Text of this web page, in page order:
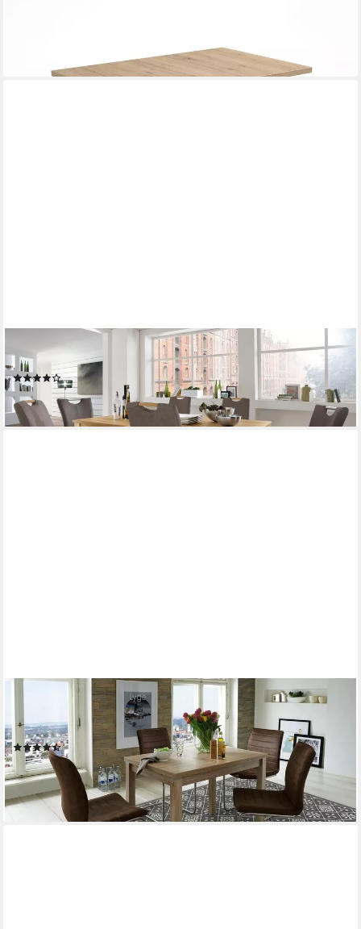
NIEHOFF SITZMÖBEL
Esstisch Top Trends, eine Butterfly-Klappeinlage, in 4 Breiten
(6)
ab 766,40 €
lieferbar in 6 Wochen
NIEHOFF SITZMÖBEL
Esstisch Minimax, in 3 Farben und 3 Größen, mit
Auszugsfunktion
(8)
ab 275,16 €
lieferbar in 6 Wochen